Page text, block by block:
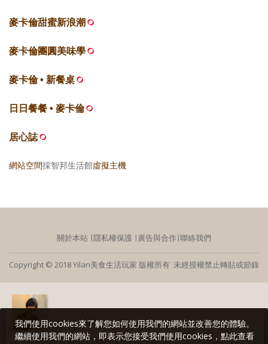
麥卡倫甜蜜新浪潮
麥卡倫團圓美味學
麥卡倫 • 新餐桌
日日餐餐 • 麥卡倫
居心誌
網站空間採智邦生活館虛擬主機
關於本站 ∣隱私權保護 ∣廣告與合作∣聯絡我們
Copyright © 2018 Yilan美食生活玩家 版權所有 未經授權禁止轉貼或節錄
我們使用cookies來了解您如何使用我們的網站並改善您的體驗。
繼續使用我們的網站，即表示您接受我們使用cookies，點此查看